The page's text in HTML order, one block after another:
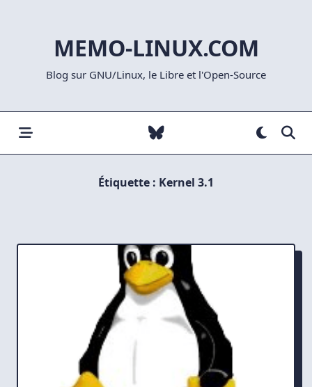
MEMO-LINUX.COM
Blog sur GNU/Linux, le Libre et l'Open-Source
Étiquette : Kernel 3.1